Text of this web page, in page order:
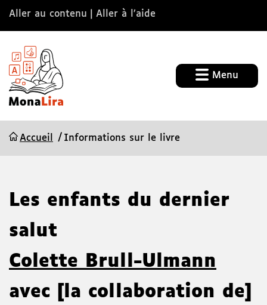
Aller au contenu Aller à l’aide
Menu
Accueil Informations sur le livre
Les enfants du dernier
salut
Colette Brull-Ulmann
avec [la collaboration de]